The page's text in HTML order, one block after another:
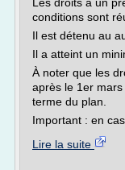
conditions sont
Il est détenu au
Il a atteint un
À noter que les
après le 1er
terme du plan.
Important : en
Lire la suite